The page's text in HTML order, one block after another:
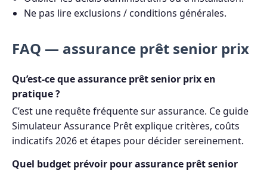
Ne pas lire exclusions / conditions générales.
FAQ — assurance prêt senior prix
Qu’est-ce que assurance prêt senior prix en
pratique ?
C’est une requête fréquente sur assurance. Ce guide
Simulateur Assurance Prêt explique critères, coûts
indicatifs 2026 et étapes pour décider sereinement.
Quel budget prévoir pour assurance prêt senior